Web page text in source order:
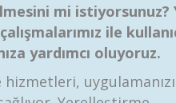
mi istiyorsunuz?
ile
yardımcı oluyoruz.